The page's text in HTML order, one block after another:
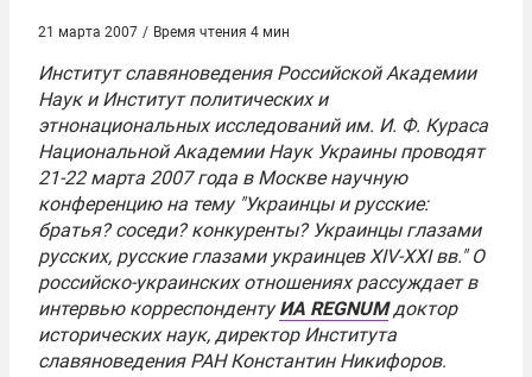
21 марта 2007 / Время чтения 4 мин
Институт славяноведения Российской Академии
Науки Институт политических и
этнонациональных исследований им. И. Ф. Кураса
Национальной Академии Наук Украины проводят
21-22 марта 2007 года в Москве научную
конференцию на тему "Украинцы и русские:
братья? соседи? конкуренты? Украинцы глазами
русских, русские глазами украинцев XIV-XXI вв." О
российско-украинских отношениях рассуждает в
интервью корреспондентуИА REGNUMдоктор
исторических наук, директор Института
славяноведения РАН Константин Никифоров.